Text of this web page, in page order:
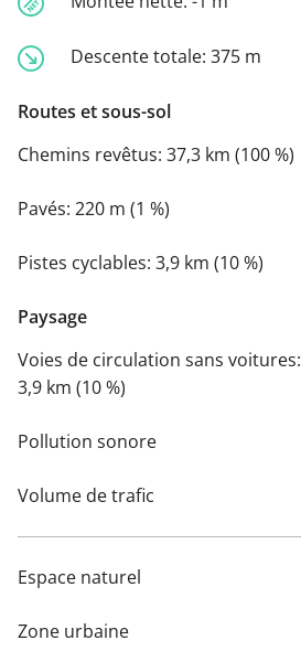
Descente totale: 375 m
Routes et sous-sol
Chemins revêtus: 37,3 km (100 %)
Pavés: 220 m (1 %)
Pistes cyclables: 3,9 km (10 %)
Paysage
Voies de circulation sans voitures:
3,9 km (10 %)
Pollution sonore
Volume de trafic
Espace naturel
Zone urbaine